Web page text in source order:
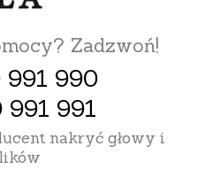
Zadzwoń!
991 990
991 991
nakryć głowy i